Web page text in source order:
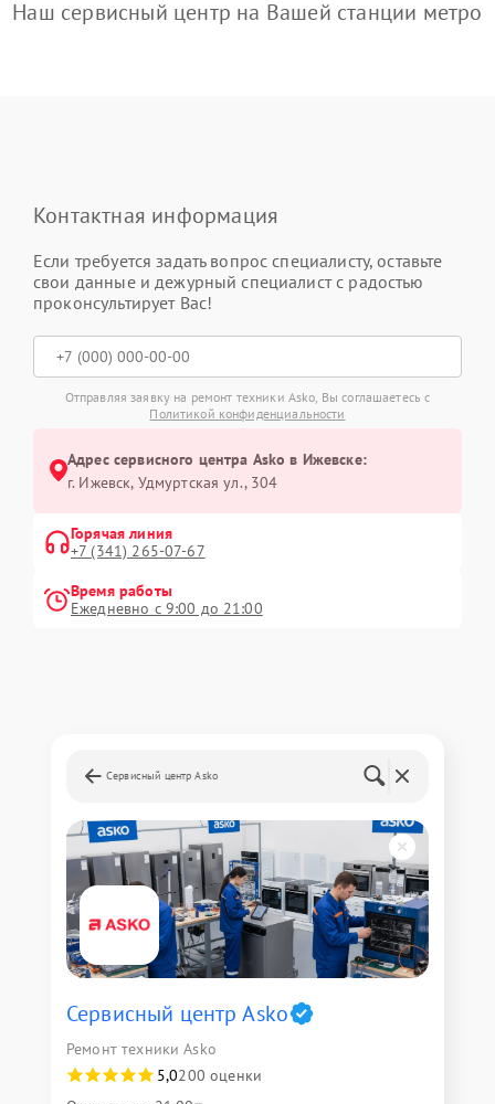
Наш сервисный центр на Вашей станции метро
Контактная информация
Если требуется задать вопрос специалисту, оставьте
свои данные и дежурный специалист с радостью
проконсультирует Вас!
Отправляя заявку на ремонт техники Asko, Вы соглашаетесь с
Политикой конфиденциальности
Адрес сервисного центра Asko в Ижевске:
г. Ижевск, Удмуртская ул., 304
Горячая линия
+7 (341) 265-07-67
Время работы
Ежедневно с 9:00 до 21:00
Сервисный центр Asko
Сервисный центр Asko
Ремонт техники Asko
5,0200 оценки